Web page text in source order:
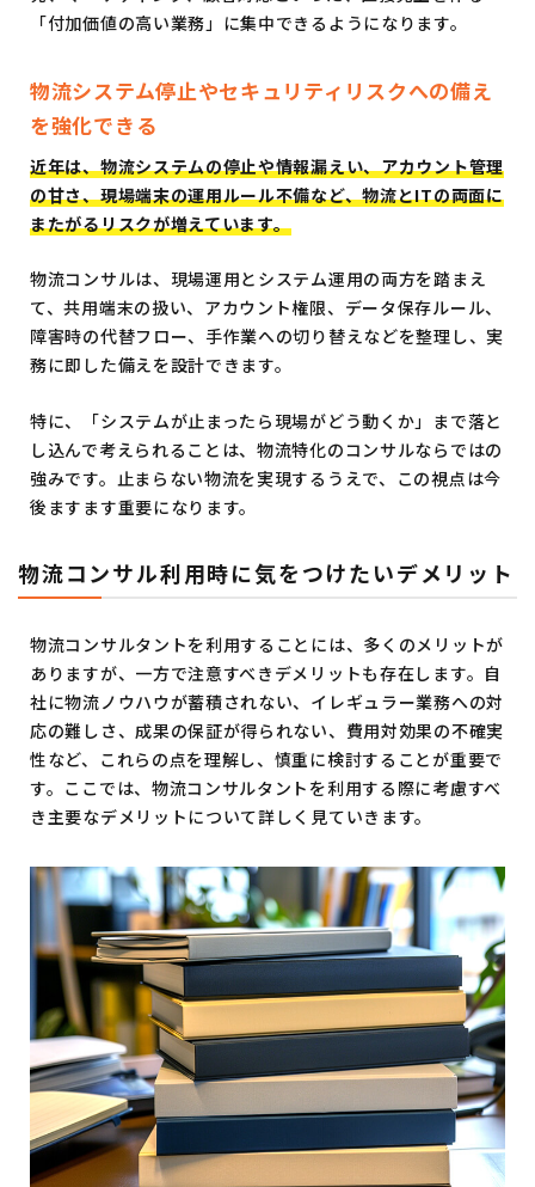
「付加価値の高い業務」に集中できるようになります。
物流システム停止やセキュリティリスクへの備え
を強化できる
近年は、物流システムの停止や情報漏えい、アカウント管理
の甘さ、現場端末の運用ルール不備など、物流とITの両面に
またがるリスクが増えています。
物流コンサルは、現場運用とシステム運用の両方を踏まえ
て、共用端末の扱い、アカウント権限、データ保存ルール、
障害時の代替フロー、手作業への切り替えなどを整理し、実
務に即した備えを設計できます。
特に、「システムが止まったら現場がどう動くか」まで落と
し込んで考えられることは、物流特化のコンサルならではの
強みです。止まらない物流を実現するうえで、この視点は今
後ますます重要になります。
物流コンサル利用時に気をつけたいデメリット
物流コンサルタントを利用することには、多くのメリットが
ありますが、一方で注意すべきデメリットも存在します。自
社に物流ノウハウが蓄積されない、イレギュラー業務への対
応の難しさ、成果の保証が得られない、費用対効果の不確実
性など、これらの点を理解し、慎重に検討することが重要で
す。ここでは、物流コンサルタントを利用する際に考慮すべ
き主要なデメリットについて詳しく見ていきます。